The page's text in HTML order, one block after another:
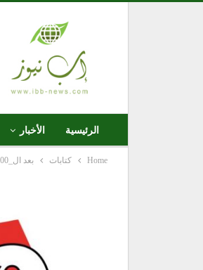
الرئيسية الأخبار
Home كتابات بعد ال_2000_ لا إنكسار !!